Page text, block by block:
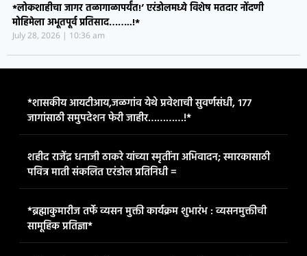
*लोकशाहीचा जागर तळागाळापर्यंत!’ एरंडोलमध्ये विशेष मतदार नोंदणी
मोहिमेला अभूतपूर्व प्रतिसाद……..!*
July 28, 2026 10:36 am
*शासकीय आयटीआय,जळगांव येथे प्रवेशाची सुवर्णसंधी, १७७
जागांसाठी समुपदेशन फेरी जाहीर…………!*
शहीद राजेंद्र धनाजी ठाकरे यांच्या स्मृतींना अभिवादन; स्मारकासाठी
पवित्र माती संकलित एरंडोल प्रतिनिधी =
*ब्रह्माकुमारीज तर्फे व्यसन मुक्ती कार्यक्रम शुभारंभ : व्यसनमुक्तीची
सामूहिक प्रतिज्ञा*